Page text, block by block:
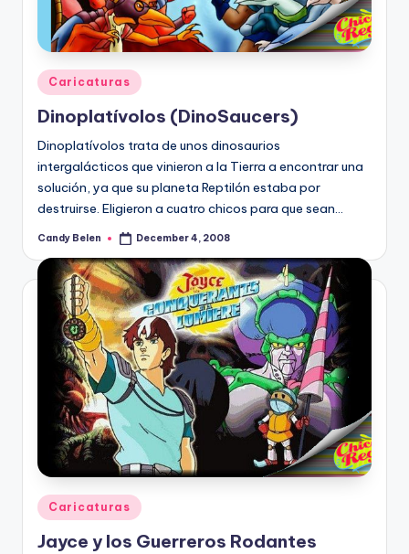
Posted
in
Caricaturas
Dinoplatí­volos (DinoSaucers)
Dinoplatí­volos trata de unos dinosaurios
intergalácticos que vinieron a la Tierra a encontrar una
solución, ya que su planeta Reptilón estaba por
destruirse. Eligieron a cuatro chicos para que sean…
Posted
Candy Belen December 4, 2008
Posted
in
Caricaturas
Jayce y los Guerreros Rodantes